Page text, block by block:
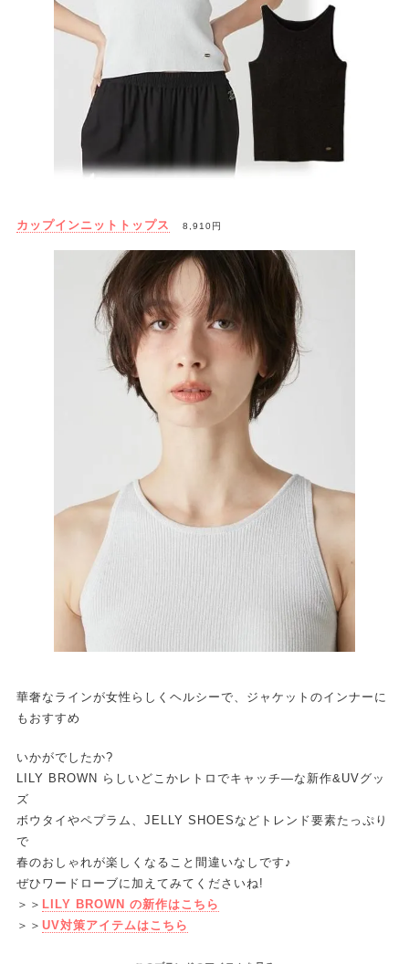
カップインニットトップス 8,910円
華奢なラインが女性らしくヘルシーで、ジャケットのインナーに
もおすすめ
いかがでしたか?
LILY BROWN らしいどこかレトロでキャッチ―な新作&UVグッ
ズ
ボウタイやペプラム、JELLY SHOESなどトレンド要素たっぷり
で
春のおしゃれが楽しくなること間違いなしです♪
ぜひワードローブに加えてみてくださいね!
＞＞ LILY BROWN の新作はこちら
＞＞ UV対策アイテムはこちら